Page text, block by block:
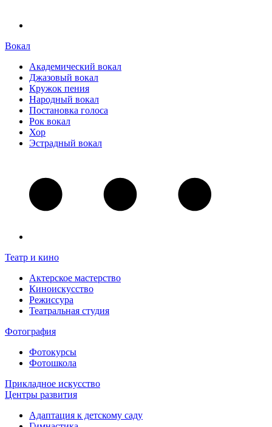
Вокал
Академический вокал
Джазовый вокал
Кружок пения
Народный вокал
Постановка голоса
Рок вокал
Хор
Эстрадный вокал
Театр и кино
Актерское мастерство
Киноискусство
Режиссура
Театральная студия
Фотография
Фотокурсы
Фотошкола
Прикладное искусство
Центры развития
Адаптация к детскому саду